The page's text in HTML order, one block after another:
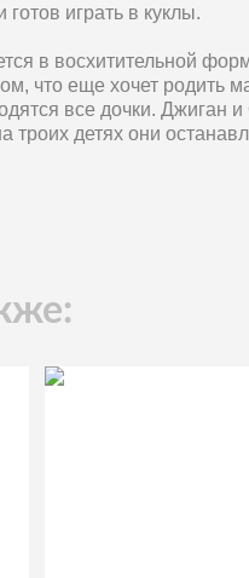
готов играть в куклы.
в восхитительной
что еще хочет родить
все дочки. Джиган
троих детях они